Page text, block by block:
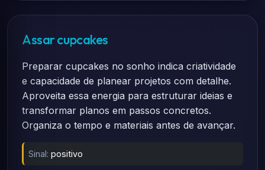
Assar cupcakes
Preparar cupcakes no sonho indica criatividade
e capacidade de planear projetos com detalhe.
Aproveita essa energia para estruturar ideias e
transformar planos em passos concretos.
Organiza o tempo e materiais antes de avançar.
Sinal: positivo